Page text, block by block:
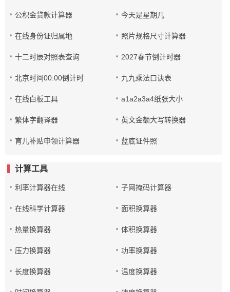
公积金贷款计算器 今天是星期几
在线身份证归属地 照片规格尺寸计算器
十二时辰对照表查询 2027春节倒计时器
北京时间00:00倒计时 九九乘法口诀表
在线白板工具 a1a2a3a4纸张大小
繁体字翻译器 英文金额大写转换器
育儿补贴申领计算器 蓝底证件照
计算工具
利率计算器在线 子网掩码计算器
在线科学计算器 面积换算器
热量换算器 体积换算器
压力换算器 功率换算器
长度换算器 温度换算器